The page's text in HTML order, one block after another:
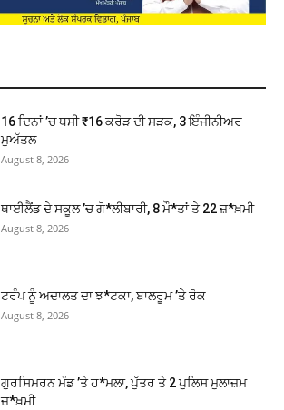
16 ਦਿਨਾਂ ’ਚ ਧਸੀ ₹16 ਕਰੋੜ ਦੀ ਸੜਕ, 3 ਇੰਜੀਨੀਅਰ
ਮੁਅੱਤਲ
August 8, 2026
ਥਾਈਲੈਂਡ ਦੇ ਸਕੂਲ ’ਚ ਗੋ*ਲੀਬਾਰੀ, 8 ਮੌ*ਤਾਂ ਤੇ 22 ਜ਼*ਖ਼ਮੀ
August 8, 2026
ਟਰੰਪ ਨੂੰ ਅਦਾਲਤ ਦਾ ਝ*ਟਕਾ, ਬਾਲਰੂਮ ’ਤੇ ਰੋਕ
August 8, 2026
ਗੁਰਸਿਮਰਨ ਮੰਡ ’ਤੇ ਹ*ਮਲਾ, ਪੁੱਤਰ ਤੇ 2 ਪੁਲਿਸ ਮੁਲਾਜ਼ਮ
ਜ਼*ਖ਼ਮੀ